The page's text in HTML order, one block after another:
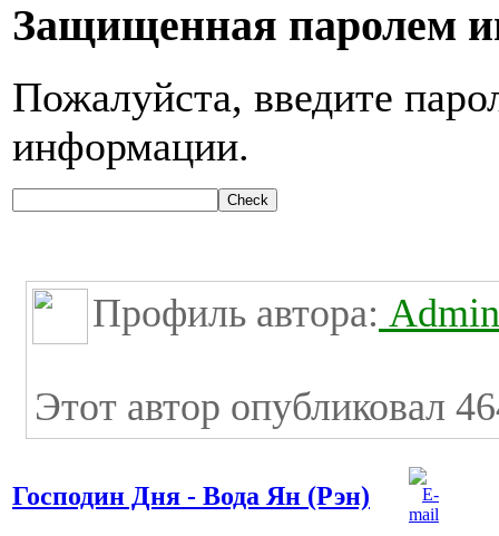
Защищенная паролем
Пожалуйста, введите
информации.
Профиль автора:
Этот автор опубликовал
Господин Дня - Вода Ян (Рэн)